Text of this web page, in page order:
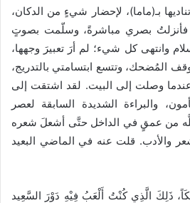
بـ(ماما)، لإحضار شيءٍ من الدكان،
فأنزلتُ بصري مباشرةً، وسلّمت بصوتٍ
وانتهى كل شيء؛ لم أرَ تعبيرَ وجهها،
المُضحك، وتتسع ابتسامتي بالتدريج،
وصلت إلى البيت. لقد اشتقت إلى
والبراءة الشديدة السابقة لعصر
من عمقٍ في الداخل حتَّى أشعلَ شعره
والأدب. قلت عنه في الماضي البعيد
ذَلِكَ الَّذِي كُنْتُ أَلْعَبُ فِيْهِ دَوْرَ السَّعِيد